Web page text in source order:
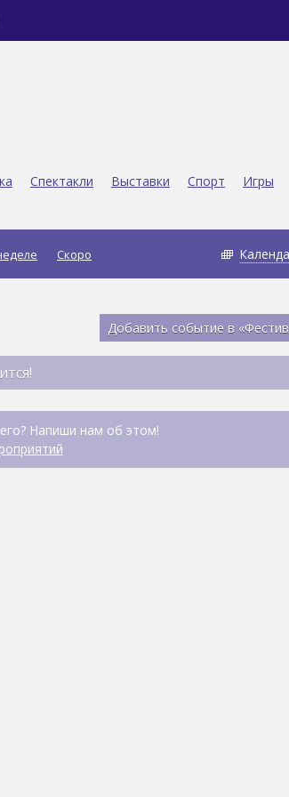
Спектакли Выставки Спорт
Игры
Скоро
Добавить событие в
Напиши нам об этом!